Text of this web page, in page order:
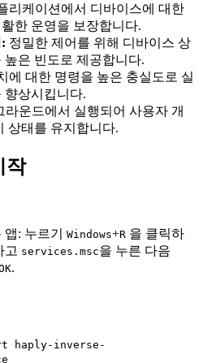
리케이션에서 디바이스에 대한
한 운영을 보장합니다.
정밀한 제어를 위해 디바이스 상
은 빈도로 제공합니다.
에 대한 명령을 높은 충실도로 실
향상시킵니다.
라운드에서 실행되어 사용자 개
상태를 유지합니다.
작
: 누르기 Windows+R 을 클릭하
고 services.msc을 누른 다음
.
haply-inverse-